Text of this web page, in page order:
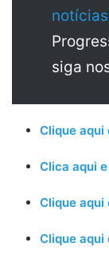
notícias
siga
Clique aqui
Clica aqui
Clique aqui
Clique aqui